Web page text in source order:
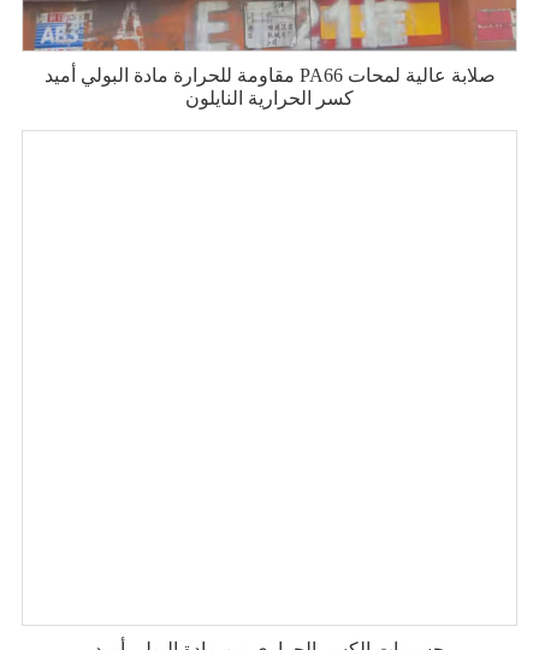
مقاومة للحرارة مادة البولي أميد PA66 صلابة عالية لمحات
كسر الحرارية النايلون